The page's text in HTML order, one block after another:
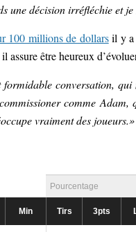
une décision irréfléchie et
100 millions de dollarsil y a
être heureux
conversation, qui
comme
vraiment des joueurs.»
Pourcentage
Min Tirs 3pts